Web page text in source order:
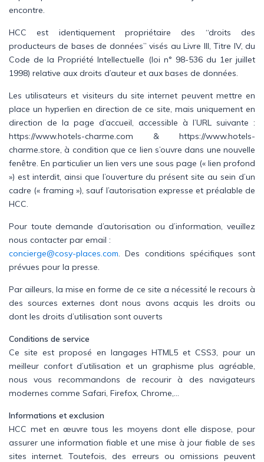
encontre.
HCC est identiquement propriétaire des “droits des
producteurs de bases de données” visés au Livre III, Titre IV, du
Code de la Propriété Intellectuelle (loi n° 98-536 du 1er juillet
1998) relative aux droits d’auteur et aux bases de données.
Les utilisateurs et visiteurs du site internet peuvent mettre en
place un hyperlien en direction de ce site, mais uniquement en
direction de la page d’accueil, accessible à l’URL suivante :
https://www.hotels-charme.com & https://www.hotels-
charme.store, à condition que ce lien s’ouvre dans une nouvelle
fenêtre. En particulier un lien vers une sous page (« lien profond
») est interdit, ainsi que l’ouverture du présent site au sein d’un
cadre (« framing »), sauf l’autorisation expresse et préalable de
HCC.
Pour toute demande d’autorisation ou d’information, veuillez
nous contacter par email :
concierge@cosy-places.com. Des conditions spécifiques sont
prévues pour la presse.
Par ailleurs, la mise en forme de ce site a nécessité le recours à
des sources externes dont nous avons acquis les droits ou
dont les droits d’utilisation sont ouverts
Conditions de service
Ce site est proposé en langages HTML5 et CSS3, pour un
meilleur confort d’utilisation et un graphisme plus agréable,
nous vous recommandons de recourir à des navigateurs
modernes comme Safari, Firefox, Chrome,…
Informations et exclusion
HCC met en œuvre tous les moyens dont elle dispose, pour
assurer une information fiable et une mise à jour fiable de ses
sites internet. Toutefois, des erreurs ou omissions peuvent